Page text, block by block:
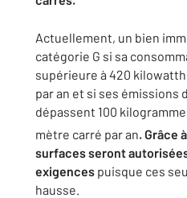
Actuellement, un bien
catégorie G si sa
supérieure à 420
par an et si ses émissions
dépassent 100
mètre carré par an. Grâce
surfaces seront
exigences puisque ces
hausse.